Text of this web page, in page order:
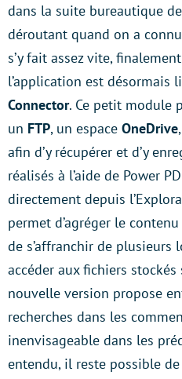
dans la suite bureautique
déroutant quand on a
s’y fait assez vite,
l’application est désormais
Connector. Ce petit module
un FTP, un espace OneDrive,
afin d’y récupérer et d’y
réalisés à l’aide de Power
directement depuis
permet d’agréger le
de s’affranchir de
accéder aux fichiers stockés
nouvelle version propose
recherches dans les
inenvisageable dans les
entendu, il reste possible